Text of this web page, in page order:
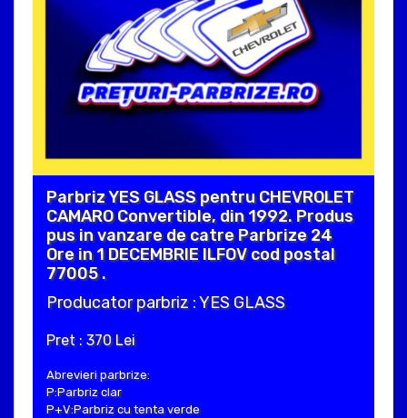
Parbriz YES GLASS pentru CHEVROLET
CAMARO Convertible, din 1992. Produs
pus in vanzare de catre Parbrize 24
Ore in 1 DECEMBRIE ILFOV cod postal
77005 .
Producator parbriz : YES GLASS
Pret : 370 Lei
Abrevieri parbrize:
P:Parbriz clar
P+V:Parbriz cu tenta verde